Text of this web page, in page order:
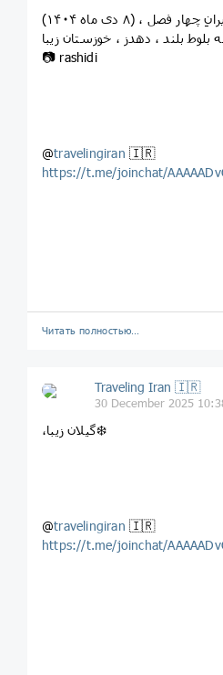
فصل ، (۸ دی ماه ۱۴۰۴)
بلوط بلند ، دهدز ، خوزستان زیبا
📷 rashidi
@travelingiran 🇮🇷
https://t.me/joinchat/
Читать полностью…
Traveling Iran 🇮🇷
30 December 2025
،گیلان زیبا❄️
@travelingiran 🇮🇷
https://t.me/joinchat/